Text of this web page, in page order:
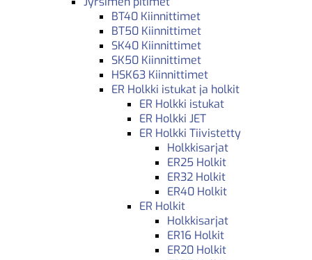
BT40 Kiinnittimet
BT50 Kiinnittimet
SK40 Kiinnittimet
SK50 Kiinnittimet
HSK63 Kiinnittimet
ER Holkki istukat ja holkit
ER Holkki istukat
ER Holkki JET
ER Holkki Tiivistetty
Holkkisarjat
ER25 Holkit
ER32 Holkit
ER40 Holkit
ER Holkit
Holkkisarjat
ER16 Holkit
ER20 Holkit